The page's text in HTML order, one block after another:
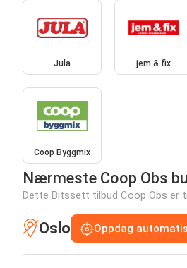
Jula jem & fix
Coop Byggmix
Nærmeste Coop Obs
Dette Bitssett tilbud Coop Obs er
Oslo Oppdag